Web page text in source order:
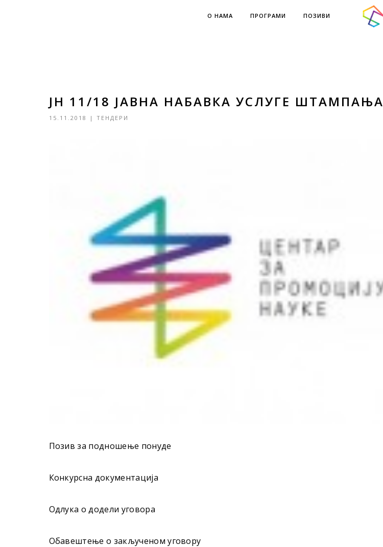
О НАМА ПРОГРАМИ ПОЗИВИ
ЈН 11/18 ЈАВНА НАБАВКА УСЛУГЕ ШТАМПАЊА
15.11.2018 | ТЕНДЕРИ
Позив за подношење понуде
Конкурсна документација
Одлука о додели уговора
Обавештење о закљученом уговору